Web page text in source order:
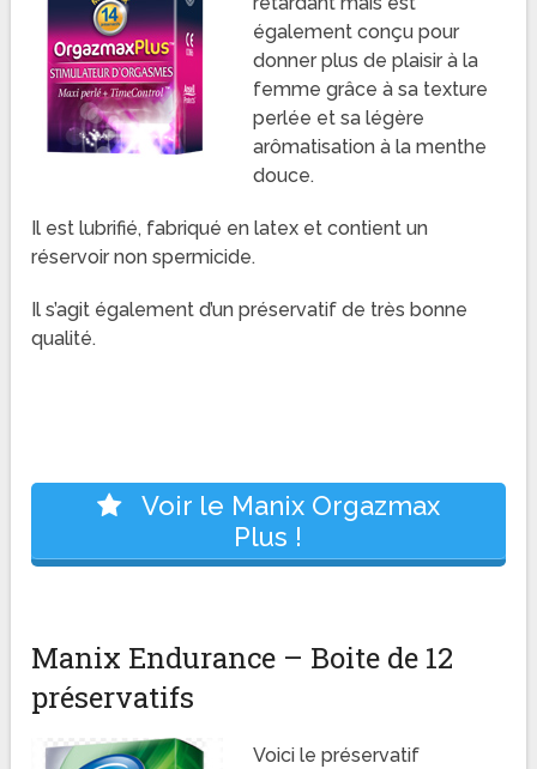
également conçu pour
donner plus de plaisir à la
femme grâce à sa texture
perlée et sa légère
arômatisation à la menthe
douce.
Il est lubrifié, fabriqué en latex et contient un
réservoir non spermicide.
Il s’agit également d’un préservatif de très bonne
qualité.
Voir le Manix Orgazmax
Plus !
Manix Endurance – Boite de 12
préservatifs
Voici le préservatif